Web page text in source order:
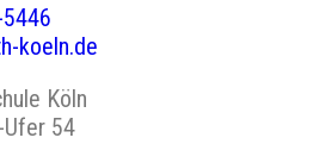
koeln.de
Köln
Ufer 54